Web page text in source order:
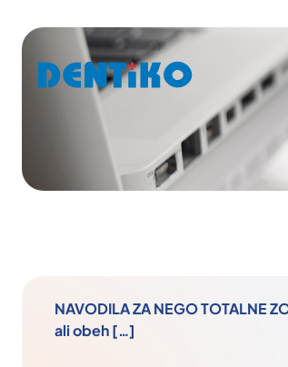
NAVODILA ZA NEGO TOTALNE
ali obeh[…]